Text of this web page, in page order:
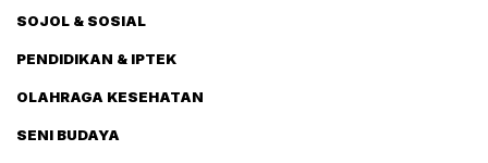
SOJOL & SOSIAL
PENDIDIKAN & IPTEK
OLAHRAGA KESEHATAN
SENI BUDAYA